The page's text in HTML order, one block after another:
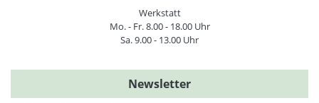
Werkstatt
Mo. - Fr. 8.00 - 18.00 Uhr
Sa. 9.00 - 13.00 Uhr
Newsletter